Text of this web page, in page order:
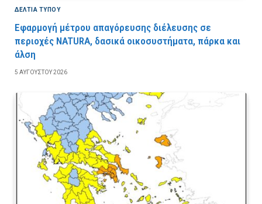
ΔΕΛΤΙΑ ΤΥΠΟΥ
Εφαρμογή μέτρου απαγόρευσης διέλευσης σε
περιοχές NATURA, δασικά οικοσυστήματα, πάρκα και
άλση
5 ΑΥΓΟΎΣΤΟΥ 2026